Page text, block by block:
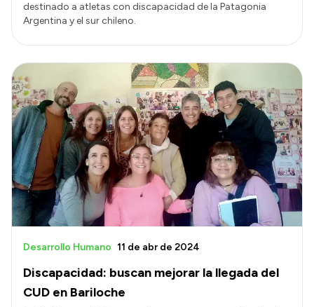
destinado a atletas con discapacidad de la Patagonia
Argentina y el sur chileno.
Discapacidad: buscan mejorar la llegada del
CUD en Bariloche
Desarrollo Humano 11 de abr de 2024